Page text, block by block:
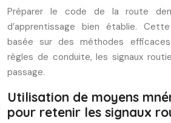
Préparer le code de la route
d’apprentissage bien établie.
basée sur des méthodes
règles de conduite, les signaux
passage.
Utilisation de moyens
pour retenir les signaux